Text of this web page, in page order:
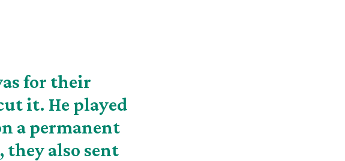
for their
it. He played
a permanent
also sent